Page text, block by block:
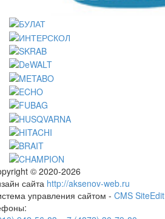
© 2020-2026
сайта http://aksenov-web.ru
управления сайтом - CMS SiteEdit